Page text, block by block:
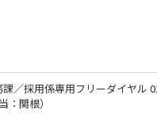
／採用係専用フリーダイヤル
関根）